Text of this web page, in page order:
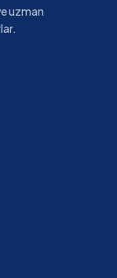
uzman